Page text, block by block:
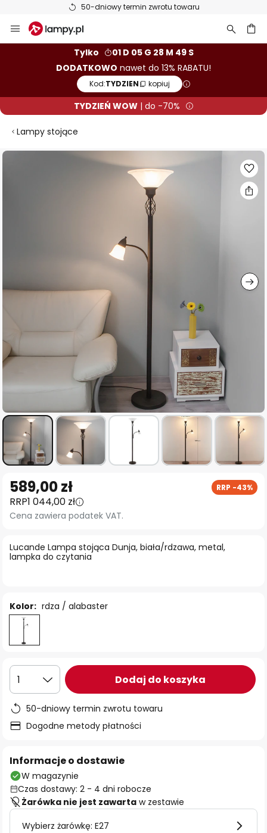
50-dniowy termin zwrotu towaru
Przejdź
do
Tylko
01 D 05 G 28 M 48 S
DODATKOWO nawet do 13% RABATU!
Kod:TYDZIEN kopiuj
TYDZIEŃ WOW| do -70%
Lampy stojące
Przejdź
na
początek
galerii
Lucande Lampa stojąca Dunja, biała/rdzawa, metal,
lampka do czytania
589,00 zł RRP -43%
RRP1 044,00 zł
Cena zawiera podatek VAT.
Kolor: rdza / alabaster
1 Dodaj do koszyka
50-dniowy termin zwrotu towaru
Dogodne metody płatności
Informacje o dostawie
W magazynie
Czas dostawy: 2 - 4 dni robocze
Żarówka nie jest zawarta w zestawie
Wybierz żarówkę: E27